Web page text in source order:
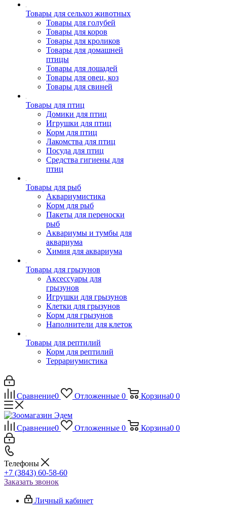
Товары для сельхоз животных
Товары для голубей
Товары для коров
Товары для кроликов
Товары для домашней
птицы
Товары для лошадей
Товары для овец, коз
Товары для свиней
Товары для птиц
Домики для птиц
Игрушки для птиц
Корм для птиц
Лакомства для птиц
Посуда для птиц
Средства гигиены для
птиц
Товары для рыб
Аквариумистика
Корм для рыб
Пакеты для переноски
рыб
Аквариумы и тумбы для
аквариума
Химия для аквариума
Товары для грызунов
Аксессуары для
грызунов
Игрушки для грызунов
Клетки для грызунов
Корм для грызунов
Наполнители для клеток
Товары для рептилий
Корм для рептилий
Террариумистика
Сравнение0 Отложенные 0 Корзина0 0
Сравнение0 Отложенные 0 Корзина0 0
Телефоны
+7 (3843) 60-58-60
Заказать звонок
Личный кабинет